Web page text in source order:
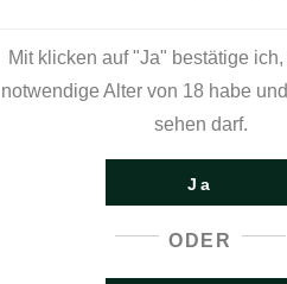
schenken wir unseren
feine Küche lieben.
Fröhliche Stimmung,
Neue, Teil dieses
Mit klicken auf "Ja" bestätige
notwendige Alter von 18 habe
sehen darf.
Ja
ODER